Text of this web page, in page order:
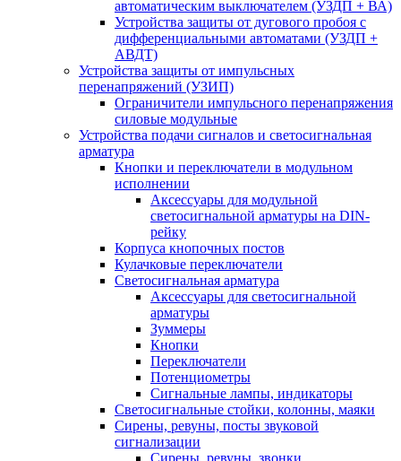
автоматическим выключателем (УЗДП + ВА)
Устройства защиты от дугового пробоя с
дифференциальными автоматами (УЗДП +
АВДТ)
Устройства защиты от импульсных
перенапряжений (УЗИП)
Ограничители импульсного перенапряжения
силовые модульные
Устройства подачи сигналов и светосигнальная
арматура
Кнопки и переключатели в модульном
исполнении
Аксессуары для модульной
светосигнальной арматуры на DIN-
рейку
Корпуса кнопочных постов
Кулачковые переключатели
Светосигнальная арматура
Аксессуары для светосигнальной
арматуры
Зуммеры
Кнопки
Переключатели
Потенциометры
Сигнальные лампы, индикаторы
Светосигнальные стойки, колонны, маяки
Сирены, ревуны, посты звуковой
сигнализации
Сирены, ревуны, звонки